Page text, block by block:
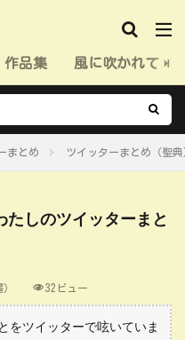
作品集 風に吹かれて（
まとめ ツイッターまとめ（聖典
たしのツイッターまと
32ビュー
をツイッターで呟いていま